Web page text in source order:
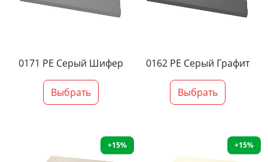
0171 PE Серый Шифер
Выбрать
0162 PE Серый Графит
Выбрать
+15% +15%